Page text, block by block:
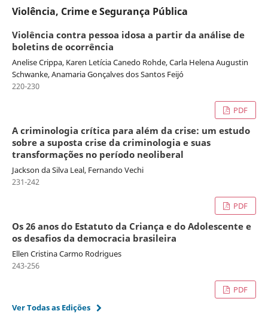
Violência, Crime e Segurança Pública
Violência contra pessoa idosa a partir da análise de
boletins de ocorrência
Anelise Crippa, Karen Letícia Canedo Rohde, Carla Helena Augustin
Schwanke, Anamaria Gonçalves dos Santos Feijó
220-230
PDF
A criminologia crítica para além da crise: um estudo
sobre a suposta crise da criminologia e suas
transformações no período neoliberal
Jackson da Silva Leal, Fernando Vechi
231-242
PDF
Os 26 anos do Estatuto da Criança e do Adolescente e
os desafios da democracia brasileira
Ellen Cristina Carmo Rodrigues
243-256
PDF
Ver Todas as Edições